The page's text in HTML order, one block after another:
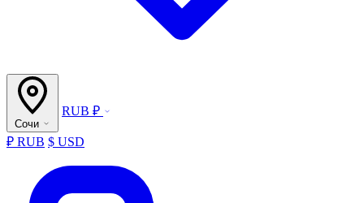
Сочи
RUB ₽
₽ RUB $ USD